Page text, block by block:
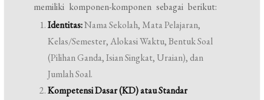
memiliki komponen-komponen sebagai berikut:
Identitas:Nama Sekolah, Mata Pelajaran,
Kelas/Semester, Alokasi Waktu, Bentuk Soal
(Pilihan Ganda, Isian Singkat, Uraian), dan
Jumlah Soal.
Kompetensi Dasar (KD) atau Standar